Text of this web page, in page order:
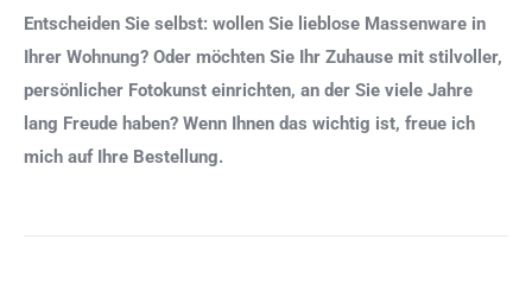
Entscheiden Sie selbst: wollen Sie lieblose Massenware in
Ihrer Wohnung? Oder möchten Sie Ihr Zuhause mit stilvoller,
persönlicher Fotokunst einrichten, an der Sie viele Jahre
lang Freude haben? Wenn Ihnen das wichtig ist, freue ich
mich auf Ihre Bestellung.